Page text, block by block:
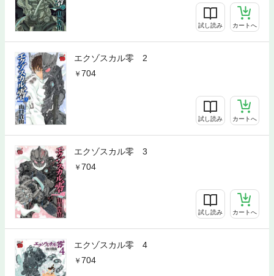
試し読み カートへ
エクゾスカル零 2
704
試し読み カートへ
エクゾスカル零 3
704
試し読み カートへ
エクゾスカル零 4
704